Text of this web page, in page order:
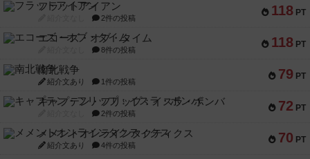
118 PT
フラットアイアン
2件の投稿
118 PT
エコーズ・オブ・タイム
8件の投稿
79 PT
南北戦争
紹介文あり 1件の投稿
72 PT
キャプテン・フリップ：イスラ・ボンバ
2件の投稿
70 PT
メメントオンラインタクティクス
紹介文あり 4件の投稿